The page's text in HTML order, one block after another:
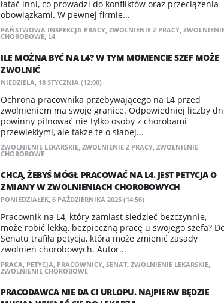
łatać inni, co prowadzi do konfliktów oraz przeciążenia
obowiązkami. W pewnej firmie...
PAŃSTWOWA INSPEKCJA PRACY, ZWOLNIENIE Z PRACY,
CHOROBOWE, L4
ILE MOŻNA BYĆ NA L4? W TYM MOMENCIE SZEF MOŻE
ZWOLNIĆ
NIEDZIELA, 18 STYCZNIA (12:00)
Ochrona pracownika przebywającego na L4 przed
zwolnieniem ma swoje granice. Odpowiedniej liczby
powinny pilnować nie tylko osoby z chorobami
przewlekłymi, ale także te o słabej...
ZWOLNIENIE LEKARSKIE, ZWOLNIENIE Z PRACY, ZWOLNIENIE
CHOROBOWE
CHCĄ, ŻEBYŚ MÓGŁ PRACOWAĆ NA L4. JEST PETYCJA O
ZMIANY W ZWOLNIENIACH CHOROBOWYCH
PONIEDZIAŁEK, 6 PAŹDZIERNIKA 2025 (14:56)
Pracownik na L4, który zamiast siedzieć bezczynnie,
może robić lekką, bezpieczną pracę u swojego szefa?
Senatu trafiła petycja, która może zmienić zasady
zwolnień chorobowych. Autor...
PRACA, PETYCJA, PRACOWNICY, SENAT, ZWOLNIENIE LEKARSKIE,
ZWOLNIENIE CHOROBOWE
PRACODAWCA NIE DA CI URLOPU. NAJPIERW BĘDZIE